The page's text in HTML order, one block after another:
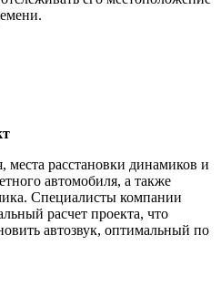
места расстановки динамиков и
автомобиля, а также
Специалисты компании
расчет проекта, что
автозвук, оптимальный по